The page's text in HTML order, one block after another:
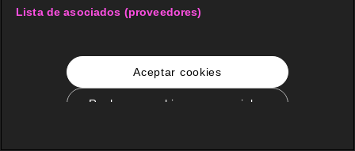
Lista de asociados (proveedores)
Aceptar cookies
Rechazar cookies no esenciales